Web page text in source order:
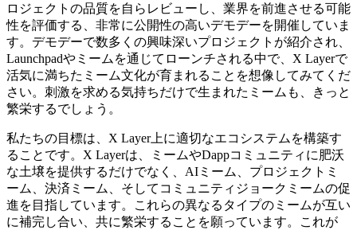
ロジェクトの品質を自らレビューし、業界を前進させる可能
性を評価する、非常に公開性の高いデモデーを開催していま
す。デモデーで数多くの興味深いプロジェクトが紹介され、
Launchpadやミームを通じてローンチされる中で、X Layerで
活気に満ちたミーム文化が育まれることを想像してみてくだ
さい。刺激を求める気持ちだけで生まれたミームも、きっと
繁栄するでしょう。
私たちの目標は、X Layer上に適切なエコシステムを構築す
ることです。X Layerは、ミームやDappコミュニティに肥沃
な土壌を提供するだけでなく、AIミーム、プロジェクトミ
ーム、決済ミーム、そしてコミュニティジョークミームの促
進を目指しています。これらの異なるタイプのミームが互い
に補完し合い、共に繁栄することを願っています。これが